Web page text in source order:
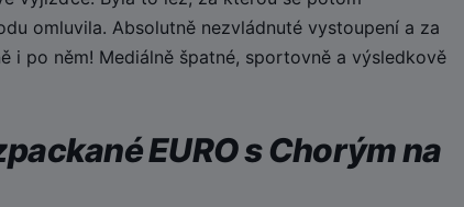
omluvila. Absolutně nezvládnuté vystoupení a za
i po něm! Mediálně špatné, sportovně a výsledkově
EURO s Chorým na